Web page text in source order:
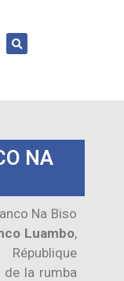
NA
Na Biso
Luambo,
de la rumba